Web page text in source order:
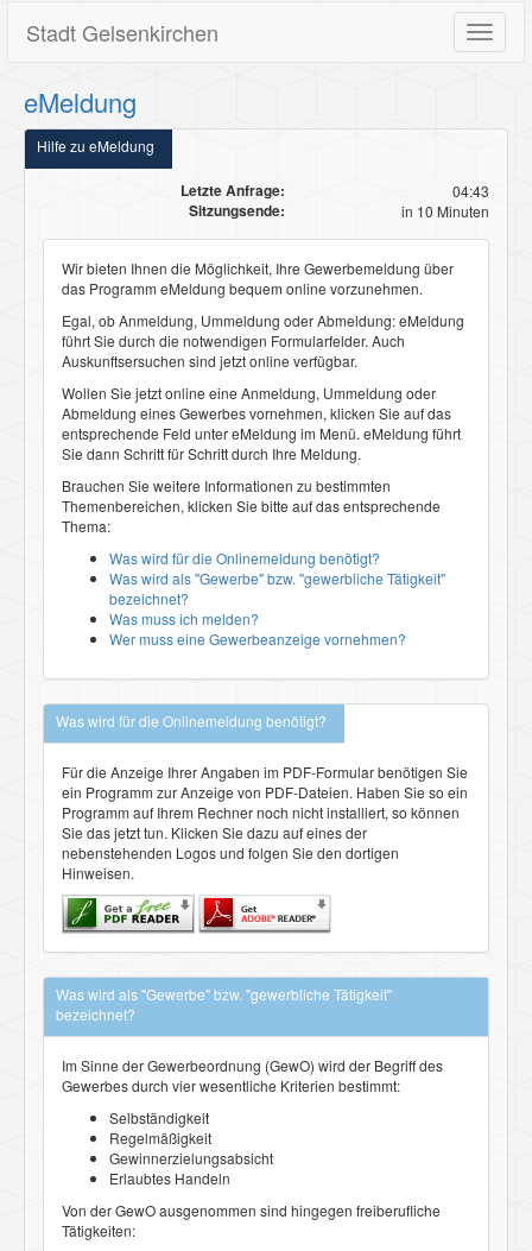
Toggle
Stadt Gelsenkirchen
eMeldung
Hilfe zu eMeldung
Letzte Anfrage: 04:43
Sitzungsende: in 10 Minuten
Wir bieten Ihnen die Möglichkeit, Ihre Gewerbemeldung über
das Programm eMeldung bequem online vorzunehmen.
Egal, ob Anmeldung, Ummeldung oder Abmeldung:eMeldung
führt Sie durch die notwendigen Formularfelder. Auch
Auskunftsersuchen sind jetzt online verfügbar.
Wollen Sie jetzt online eine Anmeldung, Ummeldung oder
Abmeldung eines Gewerbes vornehmen, klicken Sie auf das
entsprechende Feld untereMeldung im Menü. eMeldung führt
Sie dann Schritt für Schritt durch Ihre Meldung.
Brauchen Sie weitere Informationen zu bestimmten
Themenbereichen, klicken Sie bitte auf das entsprechende
Thema:
Was wird für die Onlinemeldung benötigt?
Was wird als "Gewerbe" bzw. "gewerbliche Tätigkeit"
bezeichnet?
Was muss ich melden?
Wer muss eine Gewerbeanzeige vornehmen?
Was wird für die Onlinemeldung benötigt?
Für die Anzeige Ihrer Angaben im PDF-Formular benötigen Sie
ein Programm zur Anzeige von PDF-Dateien. Haben Sie so ein
Programm auf Ihrem Rechner noch nicht installiert, so können
Sie das jetzt tun. Klicken Sie dazu auf eines der
nebenstehenden Logos und folgen Sie den dortigen
Hinweisen.
Was wird als "Gewerbe" bzw. "gewerbliche Tätigkeit"
bezeichnet?
Im Sinne der Gewerbeordnung (GewO) wird der Begriff des
Gewerbes durch vier wesentliche Kriterien bestimmt:
Selbständigkeit
Regelmäßigkeit
Gewinnerzielungsabsicht
Erlaubtes Handeln
Von der GewO ausgenommen sind hingegen freiberufliche
Tätigkeiten: